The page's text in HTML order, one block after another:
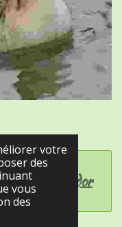
votre
des
vous
des
avec Webador